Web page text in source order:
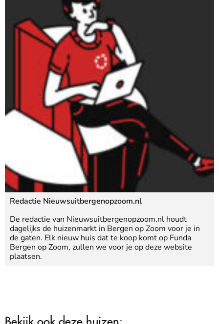
Redactie Nieuwsuitbergenopzoom.nl
De redactie van Nieuwsuitbergenopzoom.nl houdt
dagelijks de huizenmarkt in Bergen op Zoom voor je in
de gaten. Elk nieuw huis dat te koop komt op Funda
Bergen op Zoom, zullen we voor je op deze website
plaatsen.
Bekijk ook deze huizen: